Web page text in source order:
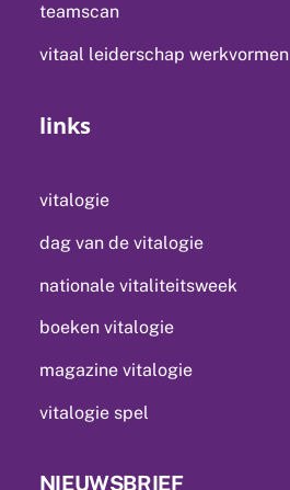
teamscan
vitaal leiderschap werkvormen
links
vitalogie
dag van de vitalogie
nationale vitaliteitsweek
boeken vitalogie
magazine vitalogie
vitalogie spel
NIEUWSBRIEF